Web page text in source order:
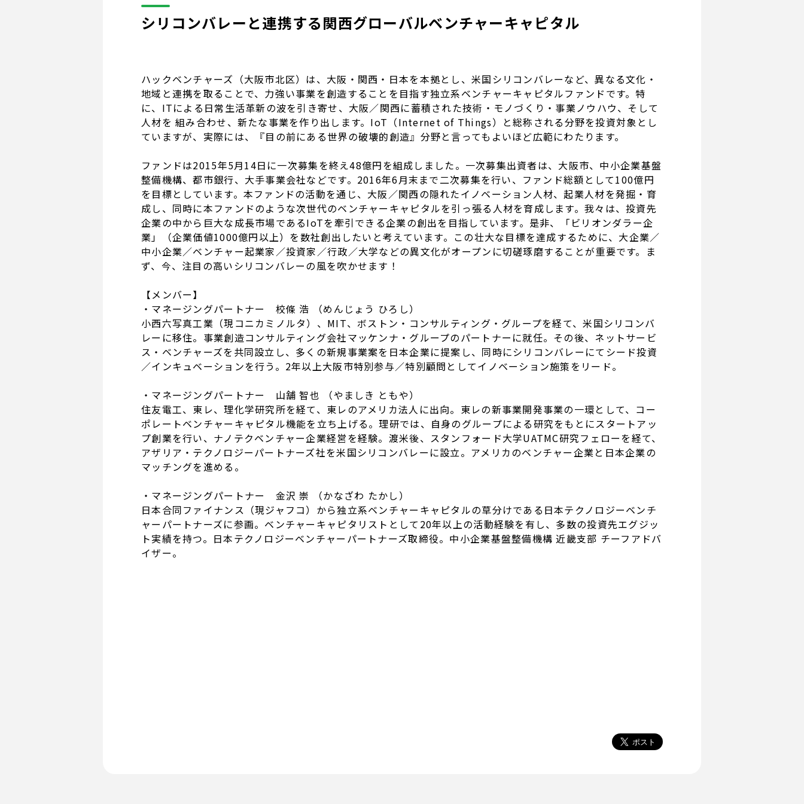
シリコンバレーと連携する関西グローバルベンチャーキャピタル
ハックベンチャーズ（大阪市北区）は、大阪・関西・日本を本拠とし、米国シリコンバレーなど、異なる文化・
地域と連携を取ることで、力強い事業を創造することを目指す独立系ベンチャーキャピタルファンドです。特
に、ITによる日常生活革新の波を引き寄せ、大阪／関西に蓄積された技術・モノづくり・事業ノウハウ、そして
人材を 組み合わせ、新たな事業を作り出します。IoT（Internet of Things）と総称される分野を投資対象とし
ていますが、実際には、『目の前にある世界の破壊的創造』分野と言ってもよいほど広範にわたります。
ファンドは2015年5月14日に一次募集を終え48億円を組成しました。一次募集出資者は、大阪市、中小企業基盤
整備機構、都市銀行、大手事業会社などです。2016年6月末まで二次募集を行い、ファンド総額として100億円
を目標としています。本ファンドの活動を通じ、大阪／関西の隠れたイノベーション人材、起業人材を発掘・育
成し、同時に本ファンドのような次世代のベンチャーキャピタルを引っ張る人材を育成します。我々は、投資先
企業の中から巨大な成長市場であるIoTを牽引できる企業の創出を目指しています。是非、「ビリオンダラー企
業」（企業価値1000億円以上）を数社創出したいと考えています。この壮大な目標を達成するために、大企業／
中小企業／ベンチャー起業家／投資家／行政／大学などの異文化がオープンに切磋琢磨することが重要です。ま
ず、今、注目の高いシリコンバレーの風を吹かせます！
【メンバー】
・マネージングパートナー 校條 浩 （めんじょう ひろし）
小西六写真工業（現コニカミノルタ）、MIT、ボストン・コンサルティング・グループを経て、米国シリコンバ
レーに移住。事業創造コンサルティング会社マッケンナ・グループのパートナーに就任。その後、ネットサービ
ス・ベンチャーズを共同設立し、多くの新規事業案を日本企業に提案し、同時にシリコンバレーにてシード投資
／インキュベーションを行う。2年以上大阪市特別参与／特別顧問としてイノベーション施策をリード。
・マネージングパートナー 山舗 智也 （やましき ともや）
住友電工、東レ、理化学研究所を経て、東レのアメリカ法人に出向。東レの新事業開発事業の一環として、コー
ポレートベンチャーキャピタル機能を立ち上げる。理研では、自身のグループによる研究をもとにスタートアッ
プ創業を行い、ナノテクベンチャー企業経営を経験。渡米後、スタンフォード大学UATMC研究フェローを経て、
アザリア・テクノロジーパートナーズ社を米国シリコンバレーに設立。アメリカのベンチャー企業と日本企業の
マッチングを進める。
・マネージングパートナー 金沢 崇 （かなざわ たかし）
日本合同ファイナンス（現ジャフコ）から独立系ベンチャーキャピタルの草分けである日本テクノロジーベンチ
ャーパートナーズに参画。ベンチャーキャピタリストとして20年以上の活動経験を有し、多数の投資先エグジッ
ト実績を持つ。日本テクノロジーベンチャーパートナーズ取締役。中小企業基盤整備機構 近畿支部 チーフアドバ
イザー。